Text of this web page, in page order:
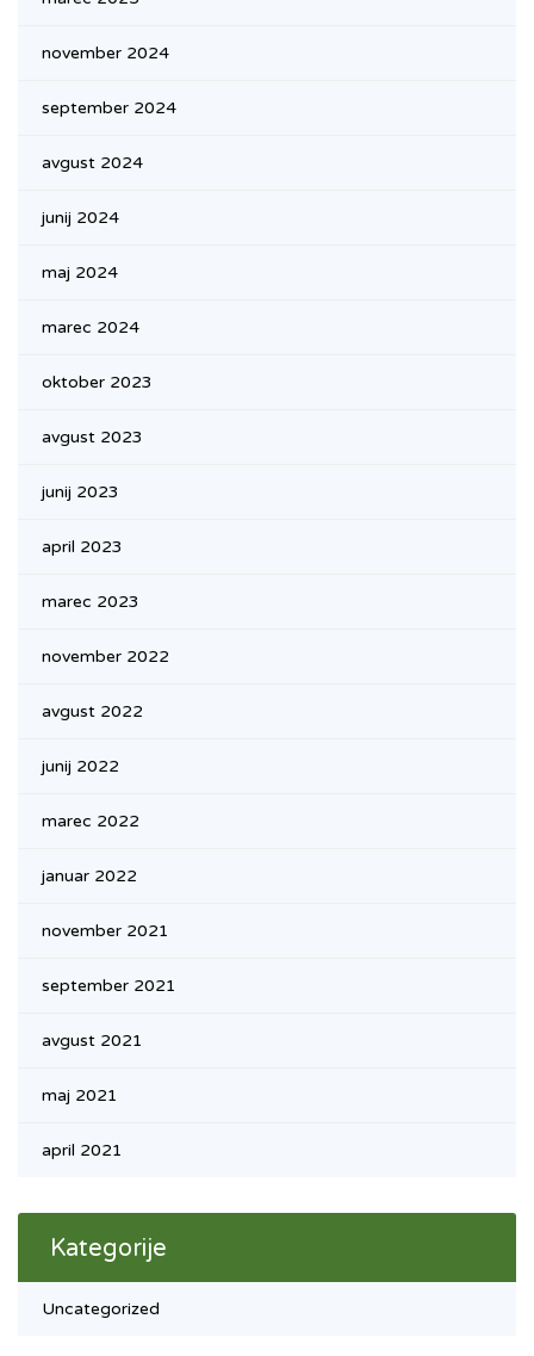
november 2024
september 2024
avgust 2024
junij 2024
maj 2024
marec 2024
oktober 2023
avgust 2023
junij 2023
april 2023
marec 2023
november 2022
avgust 2022
junij 2022
marec 2022
januar 2022
november 2021
september 2021
avgust 2021
maj 2021
april 2021
Kategorije
Uncategorized